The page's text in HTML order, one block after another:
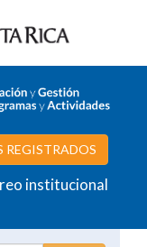
REGISTRADOS
institucional